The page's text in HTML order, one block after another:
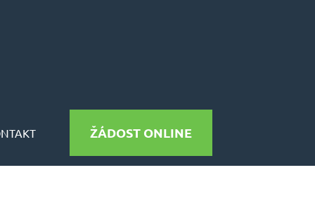
ŽÁDOST ONLINE